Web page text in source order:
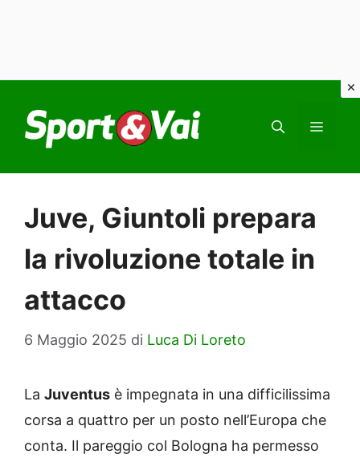
contenuto
Juve, Giuntoli prepara
la rivoluzione totale in
attacco
6 Maggio 2025 di Luca Di Loreto
La Juventus è impegnata in una difficilissima
corsa a quattro per un posto nell’Europa che
conta. Il pareggio col Bologna ha permesso